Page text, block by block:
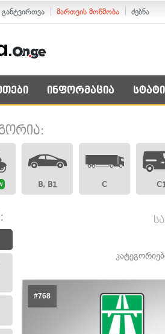
განტვირთვა მართვის მოწმობა ძებნა
ინფორმაცია
B, B1 C
#768